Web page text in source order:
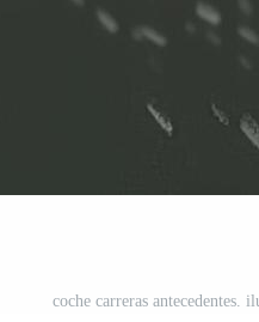
coche carreras antecedentes.